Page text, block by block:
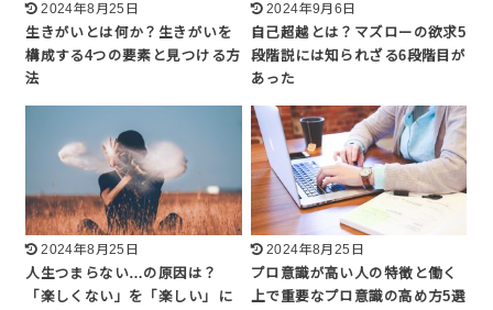
2024年8月25日
生きがいとは何か？生きがいを
構成する4つの要素と見つける方
法
2024年9月6日
自己超越とは？マズローの欲求5
段階説には知られざる6段階目が
あった
2024年8月25日
人生つまらない…の原因は？
「楽しくない」を「楽しい」に
2024年8月25日
プロ意識が高い人の特徴と働く
上で重要なプロ意識の高め方5選